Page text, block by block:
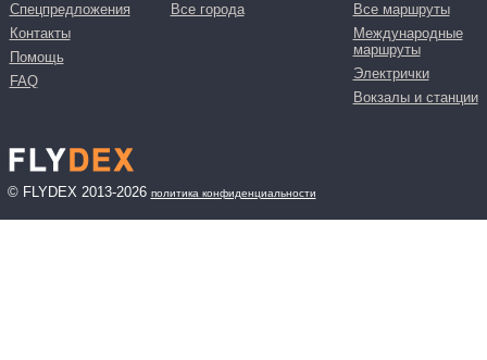
Спецпредложения
Контакты
Помощь
FAQ
Все города
Все маршруты
Международные
маршруты
Электрички
Вокзалы и станции
© FLYDEX 2013-2026 политика конфиденциальности